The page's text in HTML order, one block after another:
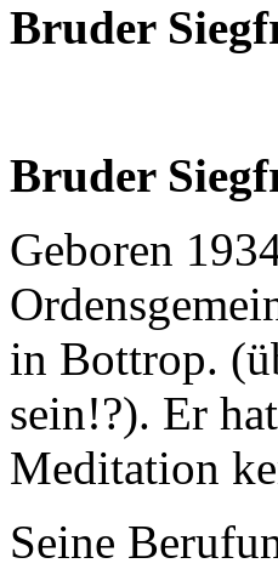
Bruder
Bruder
Geboren
in Bottrop.
sein!?). Er
Meditation
Seine